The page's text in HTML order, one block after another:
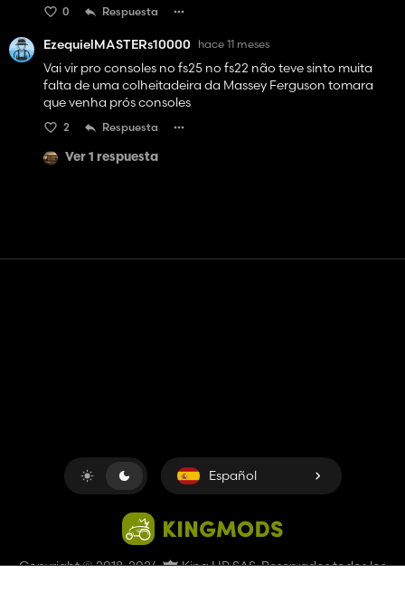
0 Respuesta
EzequielMASTERs10000 hace 11 meses
Vai vir pro consoles no fs25 no fs22 não teve sinto muita
falta de uma colheitadeira da Massey Ferguson tomara
que venha prós consoles
2 Respuesta
Ver 1 respuesta
Copyright © 2018-2026 King UP SAS. Reservados todos los
Español